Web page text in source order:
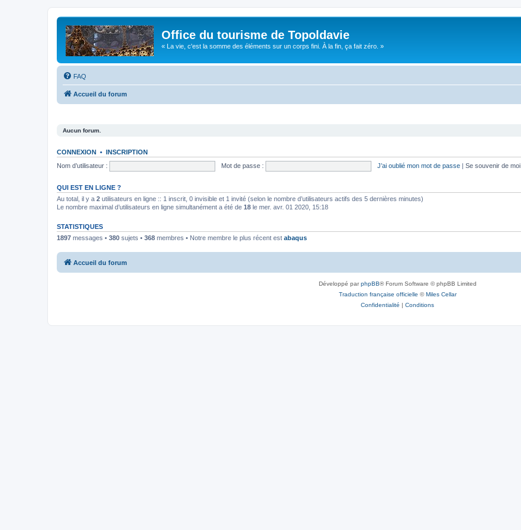
Office du tourisme de Topoldavie
« La vie, c'est la somme des éléments sur un corps fini. À la fin, ça fait zéro. »
FAQ
Accueil du forum
Aucun forum.
CONNEXION • INSCRIPTION
Nom d’utilisateur :
Mot de passe : J’ai oublié mon mot de passe | Se souvenir de moi
QUI EST EN LIGNE ?
Au total, il y a 2 utilisateurs en ligne :: 1 inscrit, 0 invisible et 1 invité (selon le nombre d’utilisateurs actifs des 5 dernières minutes)
Le nombre maximal d’utilisateurs en ligne simultanément a été de 18 le mer. avr. 01 2020, 15:18
STATISTIQUES
1897 messages • 380 sujets • 368 membres • Notre membre le plus récent est abaqus
Accueil du forum
Développé parphpBB® Forum Software © phpBB Limited
Traduction française officielle ©Miles Cellar
Confidentialité | Conditions